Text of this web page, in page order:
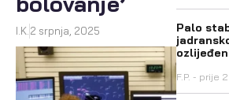
I.K. 2 srpnja, 2025
Palo
F.P. prije